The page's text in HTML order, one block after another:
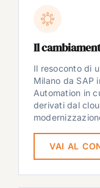
Il
Il resoconto di
Milano da SAP
Automation in
derivati dal
VAI AL